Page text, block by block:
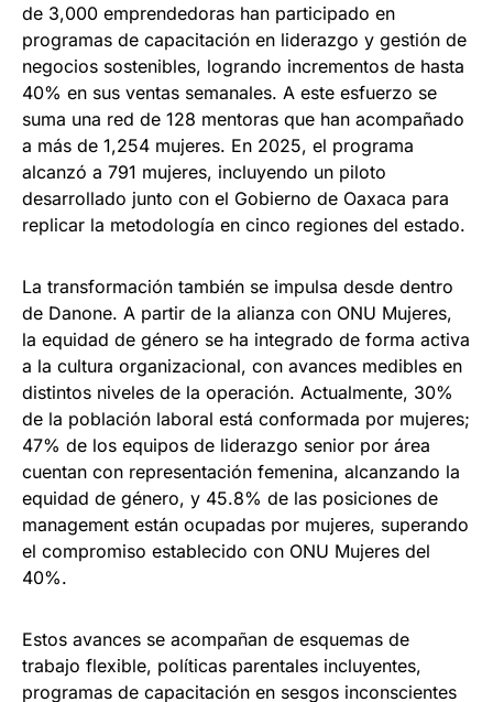
de 3,000 emprendedoras han participado en
programas de capacitación en liderazgo y gestión de
negocios sostenibles, logrando incrementos de hasta
40% en sus ventas semanales. A este esfuerzo se
suma una red de 128 mentoras que han acompañado
a más de 1,254 mujeres. En 2025, el programa
alcanzó a 791 mujeres, incluyendo un piloto
desarrollado junto con el Gobierno de Oaxaca para
replicar la metodología en cinco regiones del estado.
La transformación también se impulsa desde dentro
de Danone. A partir de la alianza con ONU Mujeres,
la equidad de género se ha integrado de forma activa
a la cultura organizacional, con avances medibles en
distintos niveles de la operación. Actualmente, 30%
de la población laboral está conformada por mujeres;
47% de los equipos de liderazgo senior por área
cuentan con representación femenina, alcanzando la
equidad de género, y 45.8% de las posiciones de
management están ocupadas por mujeres, superando
el compromiso establecido con ONU Mujeres del
40%.
Estos avances se acompañan de esquemas de
trabajo flexible, políticas parentales incluyentes,
programas de capacitación en sesgos inconscientes